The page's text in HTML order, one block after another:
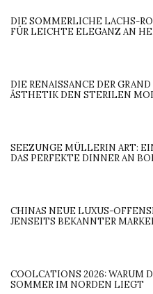
DIE SOMMERLICHE LACHS-
FÜR LEICHTE ELEGANZ AN
DIE RENAISSANCE DER
ÄSTHETIK DEN STERILEN
SEEZUNGE MÜLLERIN ART:
DAS PERFEKTE DINNER AN
CHINAS NEUE LUXUS-
JENSEITS BEKANNTER
COOLCATIONS 2026: WARUM
SOMMER IM NORDEN LIEGT